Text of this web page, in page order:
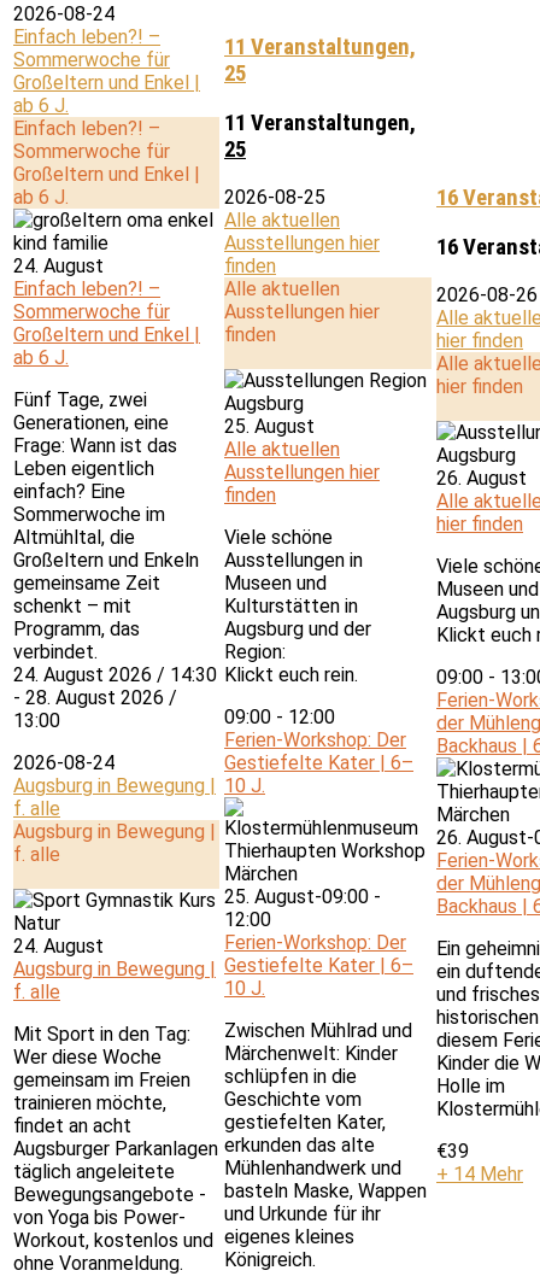
2026-08-24
Einfach leben?! –
Sommerwoche für
Großeltern und Enkel |
ab 6 J.
Einfach leben?! –
Sommerwoche für
Großeltern und Enkel |
ab 6 J.
24. August
Einfach leben?! –
Sommerwoche für
Großeltern und Enkel |
ab 6 J.
Fünf Tage, zwei
Generationen, eine
Frage: Wann ist das
Leben eigentlich
einfach? Eine
Sommerwoche im
Altmühltal, die
Großeltern und Enkeln
gemeinsame Zeit
schenkt – mit
Programm, das
verbindet.
24. August 2026 / 14:30
- 28. August 2026 /
13:00
2026-08-24
Augsburg in Bewegung |
f. alle
Augsburg in Bewegung |
f. alle
24. August
Augsburg in Bewegung |
f. alle
Mit Sport in den Tag:
Wer diese Woche
gemeinsam im Freien
trainieren möchte,
findet an acht
Augsburger Parkanlagen
täglich angeleitete
Bewegungsangebote -
von Yoga bis Power-
Workout, kostenlos und
ohne Voranmeldung.
11 Veranstaltungen,
25
11 Veranstaltungen,
25
2026-08-25
Alle aktuellen
Ausstellungen hier
finden
Alle aktuellen
Ausstellungen hier
finden
25. August
Alle aktuellen
Ausstellungen hier
finden
Viele schöne
Ausstellungen in
Museen und
Kulturstätten in
Augsburg und der
Region:
Klickt euch rein.
09:00 - 12:00
Ferien-Workshop: Der
Gestiefelte Kater | 6–
10 J.
25. August-09:00 -
12:00
Ferien-Workshop: Der
Gestiefelte Kater | 6–
10 J.
Zwischen Mühlrad und
Märchenwelt: Kinder
schlüpfen in die
Geschichte vom
gestiefelten Kater,
erkunden das alte
Mühlenhandwerk und
basteln Maske, Wappen
und Urkunde für ihr
eigenes kleines
Königreich.
16
16
2026-08-26
Alle
hier finden
Alle
hier finden
26. August
Alle
hier finden
Viele
Museen
Augsburg
Klickt euch
09:00 -
Ferien-
der
Backhaus |
26. August-
Ferien-
der
Backhaus |
Ein
ein
und
diesem
Kinder die
Holle im
€39
+ 14 Mehr